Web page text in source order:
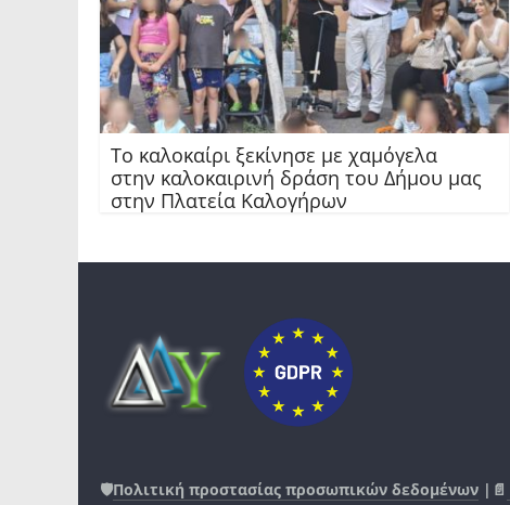
Το καλοκαίρι ξεκίνησε με χαμόγελα
στην καλοκαιρινή δράση του Δήμου μας
στην Πλατεία Καλογήρων
🛡️Πολιτική προστασίας προσωπικών δεδομένων |📄